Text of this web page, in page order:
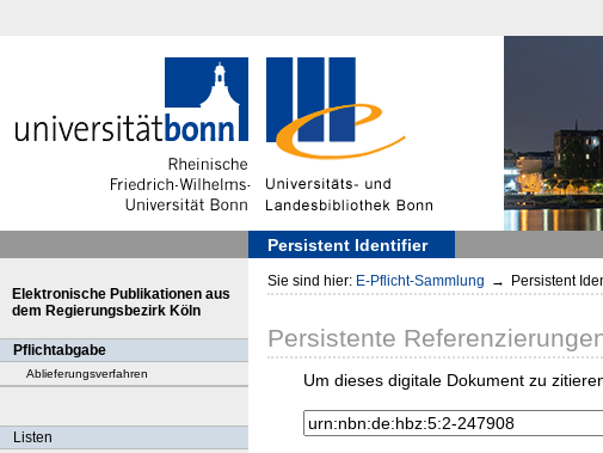
Persistent Identifier
Elektronische Publikationen aus
dem Regierungsbezirk Köln
Pflichtabgabe
Ablieferungsverfahren
Listen
Sie sind hier: E-Pflicht-Sammlung → Persistent
Persistente
Um dieses digitale Dokument zu